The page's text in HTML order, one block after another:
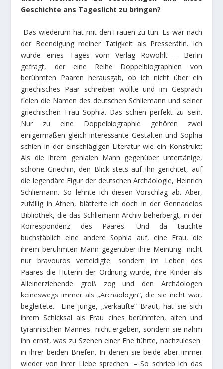
Geschichte ans Tageslicht zu bringen?
Das wiederum hat mit den Frauen zu tun. Es war nach
der Beendigung meiner Tätigkeit als Presserätin. Ich
wurde eines Tages vom Verlag Rowohlt – Berlin
gefragt, der eine Reihe Doppelbiographien von
berühmten Paaren herausgab, ob ich nicht über ein
griechisches Paar schreiben wollte und im Gespräch
fielen die Namen des deutschen Schliemann und seiner
griechischen Frau Sophia. Das schien perfekt zu sein.
Nur zu eine Doppelbiographie gehören zwei
einigermaßen gleich interessante Gestalten und Sophia
schien in der einschlägigen Literatur wie ein Konstrukt:
Als die ihrem genialen Mann gegenüber untertänige,
schöne Griechin, den Blick stets auf ihn gerichtet, auf
die legendäre Figur der deutschen Archäologie, Heinrich
Schliemann. So lehnte ich diesen Vorschlag ab. Aber,
zufällig in Athen, blätterte ich doch in der Gennadeios
Bibliothek, die das Schliemann Archiv beherbergt, in der
Korrespondenz des Paares. Und da tauchte
buchstäblich eine andere Sophia auf, eine Frau, die
ihrem berühmten Mann gegenüber ihre Meinung nicht
nur bravourös verteidigte, sondern im Leben des
Paares die Hüterin der Ordnung wurde, ihre Kinder als
Alleinerziehende groß zog und den Archäologen
keineswegs immer als „Archäologin“, die sie nicht war,
begleitete. Eine junge, „verkaufte“ Braut, hat sie sich
ihrem Schicksal als Frau eines berühmten, alten und
tyrannischen Mannes nicht ergeben, sondern sie nahm
ihn ernst, was zu Szenen einer Ehe führte, nachzulesen
in ihrer beiden Briefen. In denen sie beide aber immer
wieder von ihrer Liebe sprechen. – So schrieb ich das